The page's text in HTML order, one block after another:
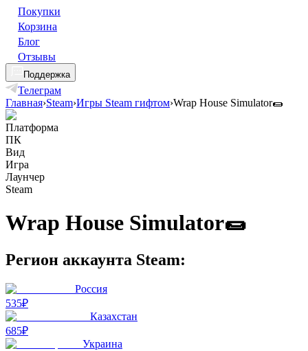
Покупки
Корзина
Блог
Отзывы
Поддержка
Телеграм
Главная›Steam›Игры Steam гифтом›Wrap House Simulator🌯
Платформа
ПК
Вид
Игра
Лаунчер
Steam
Wrap House Simulator🌯
Регион аккаунта Steam:
Россия
535₽
Казахстан
685₽
Украина